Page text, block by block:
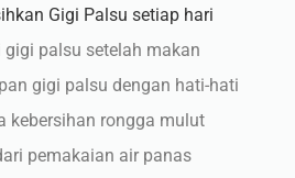
Gigi Palsu setiap hari
gigi palsu setelah makan
gigi palsu dengan hati-hati
kebersihan rongga mulut
pemakaian air panas